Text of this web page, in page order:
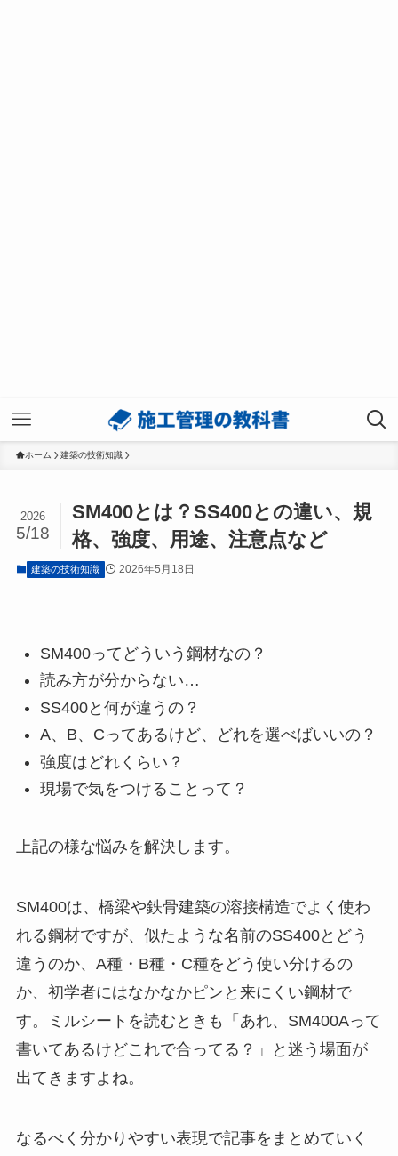
ホーム 建築の技術知識
SM400とは？SS400との違い、規
格、強度、用途、注意点など
2026
5/18
建築の技術知識 2026年5月18日
SM400ってどういう鋼材なの？
読み方が分からない…
SS400と何が違うの？
A、B、Cってあるけど、どれを選べばいいの？
強度はどれくらい？
現場で気をつけることって？
上記の様な悩みを解決します。
SM400は、橋梁や鉄骨建築の溶接構造でよく使わ
れる鋼材ですが、似たような名前のSS400とどう
違うのか、A種・B種・C種をどう使い分けるの
か、初学者にはなかなかピンと来にくい鋼材で
す。ミルシートを読むときも「あれ、SM400Aって
書いてあるけどこれで合ってる？」と迷う場面が
出てきますよね。
なるべく分かりやすい表現で記事をまとめていく